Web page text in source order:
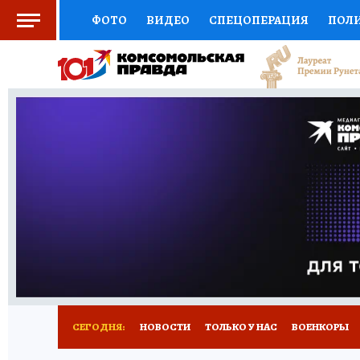
ФОТО ВИДЕО СПЕЦОПЕРАЦИЯ
СОЦПОДДЕРЖКА НАУКА СПОРТ
ВЫБОР ЭКСПЕРТОВ ДОКТОР
ПРОГНОЗЫ НА СПОРТ
НОВОЕ
СЕГОДНЯ: НОВОСТИ ТОЛЬКО У НАС ВОЕНКОРЫ